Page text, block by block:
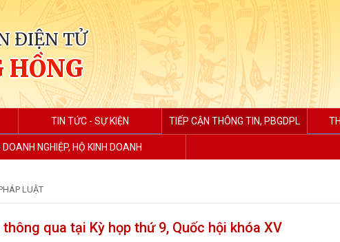
ĐIỆN TỬ
HỒNG
TIN TỨC - SỰ KIỆN TIẾP CẬN THÔNG TIN, PBGDPL
NGHIỆP, HỘ KINH DOANH
LUẬT
qua tại Kỳ họp thứ 9, Quốc hội khóa XV